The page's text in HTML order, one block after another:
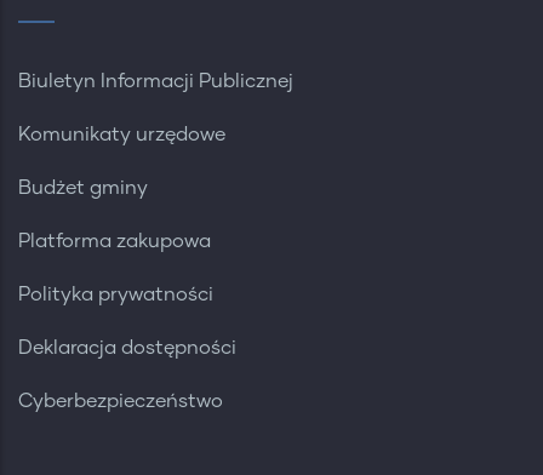
Biuletyn Informacji Publicznej
Komunikaty urzędowe
Budżet gminy
Platforma zakupowa
Polityka prywatności
Deklaracja dostępności
Cyberbezpieczeństwo